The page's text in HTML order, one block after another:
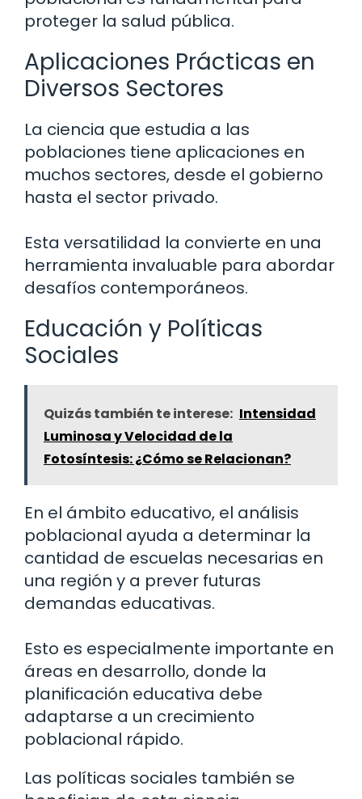
proteger la salud pública.
Aplicaciones Prácticas en
Diversos Sectores
La ciencia que estudia a las
poblaciones tiene aplicaciones en
muchos sectores, desde el gobierno
hasta el sector privado.
Esta versatilidad la convierte en una
herramienta invaluable para abordar
desafíos contemporáneos.
Educación y Políticas
Sociales
Quizás también te interese: Intensidad
Luminosa y Velocidad de la
Fotosíntesis: ¿Cómo se Relacionan?
En el ámbito educativo, el análisis
poblacional ayuda a determinar la
cantidad de escuelas necesarias en
una región y a prever futuras
demandas educativas.
Esto es especialmente importante en
áreas en desarrollo, donde la
planificación educativa debe
adaptarse a un crecimiento
poblacional rápido.
Las políticas sociales también se